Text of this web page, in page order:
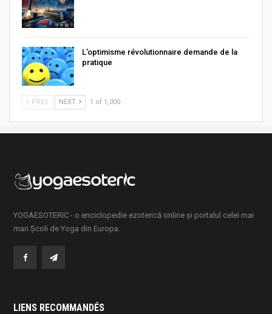
L’optimisme révolutionnaire demande de la
pratique
PREV NEXT 1 of 1,000
YOGAESOTERIC - o enciclopedie ezoterică online și portalul celei mai
mari Școli de Yoga din Europa.
LIENS RECOMMANDÉS